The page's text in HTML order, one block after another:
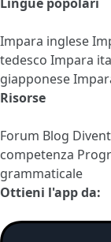
Impara inglese
tedesco Impara
giapponese
Risorse
Forum Blog
competenza
grammaticale
Ottieni l'app da: